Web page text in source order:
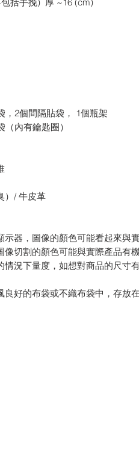
，2個間隔貼袋， 1個瓶架
內有鑰匙圈）
）/ 牛皮革
示器，圖像的顏色可能看起來與
切割的顏色可能與實際產品有機
情況下量度，如想對商品的尺寸
好的布袋或不織布袋中，存放